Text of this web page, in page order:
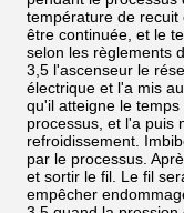
température de recuit
être continuée, et le
selon les règlements
3,5 l'ascenseur le
électrique et l'a mis
qu'il atteigne le
processus, et l'a puis
refroidissement.
par le processus.
et sortir le fil. Le fil
empêcher